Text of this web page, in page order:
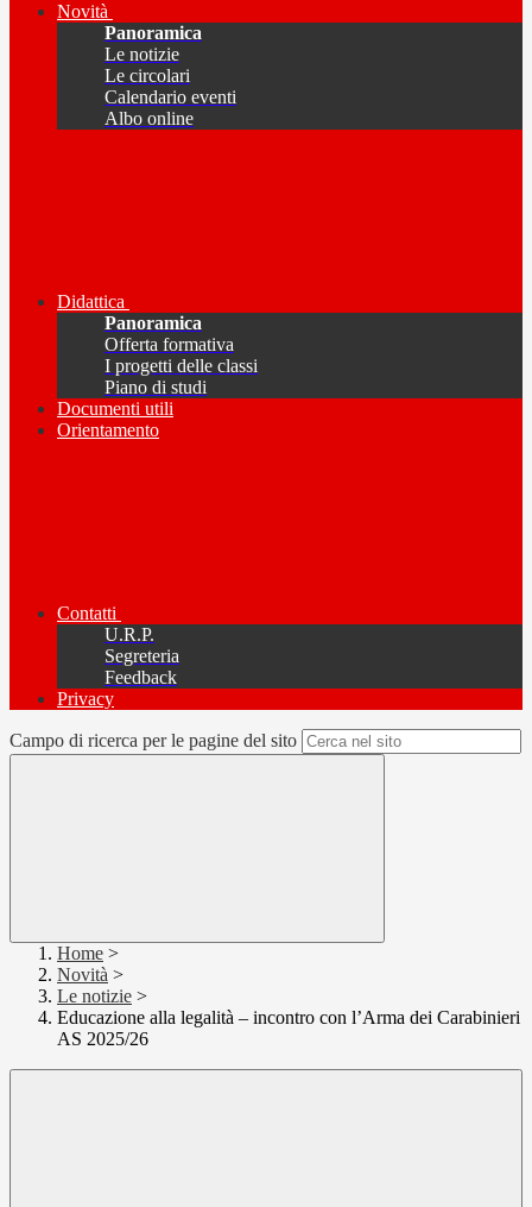
Novità
Panoramica
Le notizie
Le circolari
Calendario eventi
Albo online
Didattica
Panoramica
Offerta formativa
I progetti delle classi
Piano di studi
Documenti utili
Orientamento
Contatti
U.R.P.
Segreteria
Feedback
Privacy
Campo di ricerca per le pagine del sito
Home >
Novità >
Le notizie >
Educazione alla legalità – incontro con l’Arma dei Carabinieri
AS 2025/26